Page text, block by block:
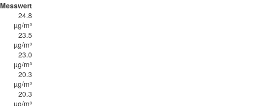
Messwert
24.8
µg/m³
23.5
µg/m³
23.0
µg/m³
20.3
µg/m³
20.3
µg/m³